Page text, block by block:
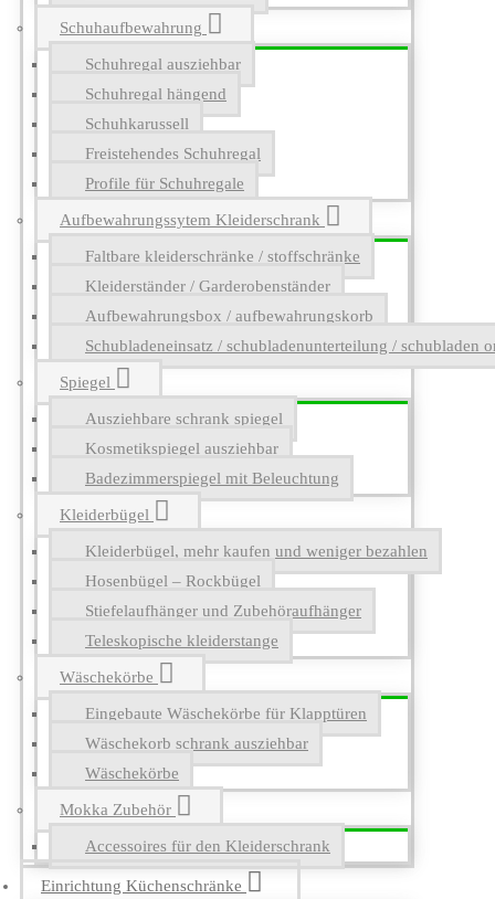
Schuhaufbewahrung
Schuhregal ausziehbar
Schuhregal hängend
Schuhkarussell
Freistehendes Schuhregal
Profile für Schuhregale
Aufbewahrungssytem Kleiderschrank
Faltbare kleiderschränke / stoffschränke
Kleiderständer / Garderobenständer
Aufbewahrungsbox / aufbewahrungskorb
Schubladeneinsatz / schubladenunterteilung / schubladen
Spiegel
Ausziehbare schrank spiegel
Kosmetikspiegel ausziehbar
Badezimmerspiegel mit Beleuchtung
Kleiderbügel
Kleiderbügel, mehr kaufen und weniger bezahlen
Hosenbügel – Rockbügel
Stiefelaufhänger und Zubehöraufhänger
Teleskopische kleiderstange
Wäschekörbe
Eingebaute Wäschekörbe für Klapptüren
Wäschekorb schrank ausziehbar
Wäschekörbe
Mokka Zubehör
Accessoires für den Kleiderschrank
Einrichtung Küchenschränke